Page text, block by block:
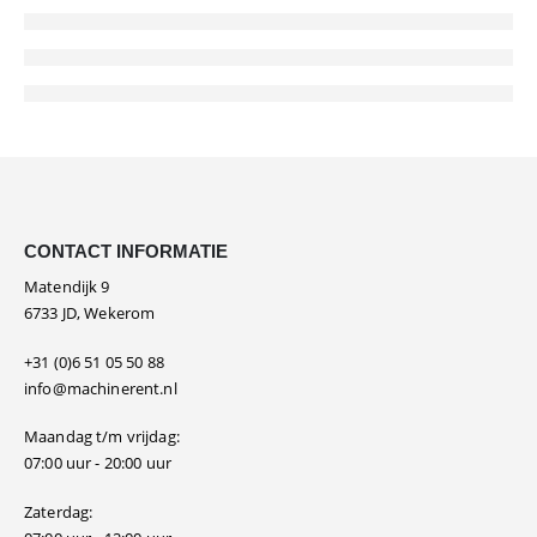
CONTACT INFORMATIE
Matendijk 9
6733 JD, Wekerom
+31 (0)6 51 05 50 88
info@machinerent.nl
Maandag t/m vrijdag:
07:00 uur - 20:00 uur
Zaterdag: